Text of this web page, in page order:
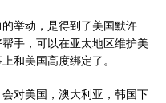
举动，是得到了美国默许
手，可以在亚太地区维护美
和美国高度绑定了。
对美国，澳大利亚，韩国下